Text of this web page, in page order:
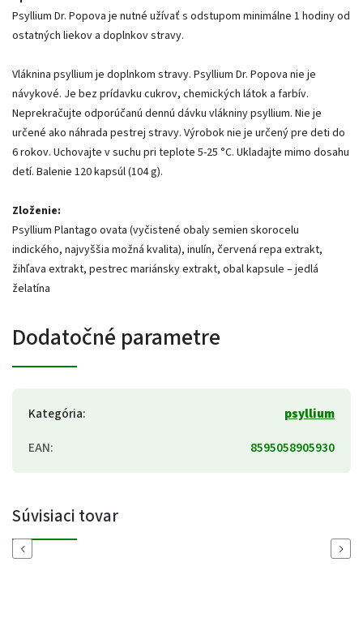
Psyllium Dr. Popova je nutné užívať s odstupom minimálne 1 hodiny od
ostatných liekov a doplnkov stravy.
Vláknina psyllium je doplnkom stravy. Psyllium Dr. Popova nie je
návykové. Je bez prídavku cukrov, chemických látok a farbív.
Neprekračujte odporúčanú dennú dávku vlákniny psyllium. Nie je
určené ako náhrada pestrej stravy. Výrobok nie je určený pre deti do
6 rokov. Uchovajte v suchu pri teplote 5-25 °C. Ukladajte mimo dosahu
detí. Balenie 120 kapsúl (104 g).
Zloženie:
Psyllium Plantago ovata (vyčistené obaly semien skorocelu
indického, najvyššia možná kvalita), inulín, červená repa extrakt,
žihľava extrakt, pestrec mariánsky extrakt, obal kapsule – jedlá
želatína
Dodatočné parametre
Kategória:
psyllium
EAN: 8595058905930
Súvisiaci tovar
Previous Next